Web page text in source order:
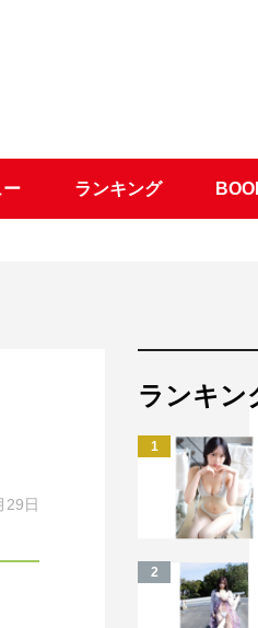
ー ランキング
29日
ランキン
1
2